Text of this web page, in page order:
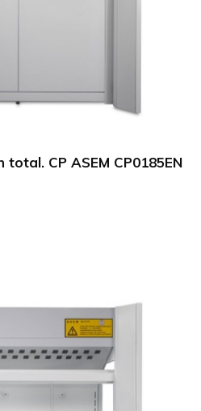
CP ASEM CP0185EN